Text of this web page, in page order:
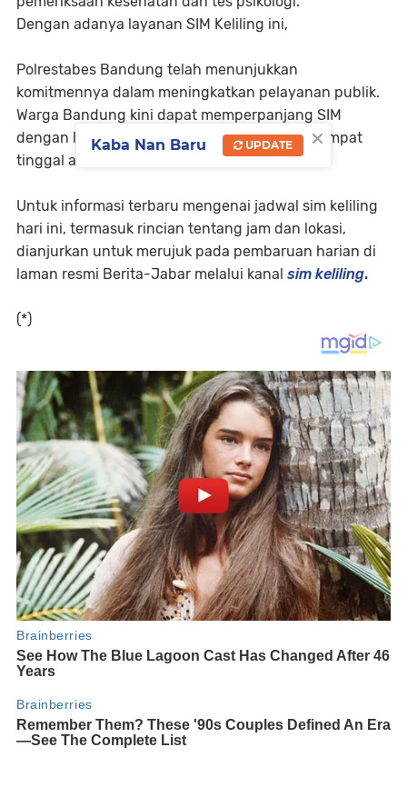
Dengan adanya layanan SIM Keliling ini,
Polrestabes Bandung telah menunjukkan
komitmennya dalam meningkatkan pelayanan publik.
Warga Bandung kini dapat memperpanjang SIM
dengan lebih mudah, cepat, dan dekat dari tempat
tinggal atau aktivitas mereka.
Untuk informasi terbaru mengenai jadwal sim keliling
hari ini, termasuk rincian tentang jam dan lokasi,
dianjurkan untuk merujuk pada pembaruan harian di
laman resmi Berita-Jabar melalui kanal sim keliling.
(*)
×
Kaba Nan Baru UPDATE